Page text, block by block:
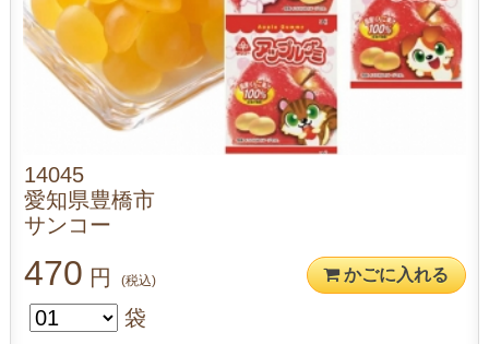
14045
愛知県豊橋市
サンコー
470 円 (税込) かごに入れる
袋